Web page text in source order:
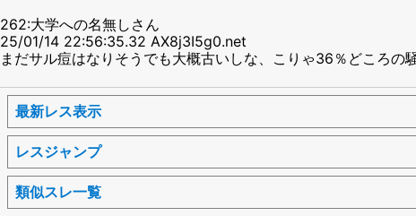
262:大学への名無しさん
25/01/14 22:56:35.32 AX8j3I5g0.net
まだサル痘はなりそうでも大概古いしな、こりゃ36％どころ
最新レス表示
レスジャンプ
類似スレ一覧